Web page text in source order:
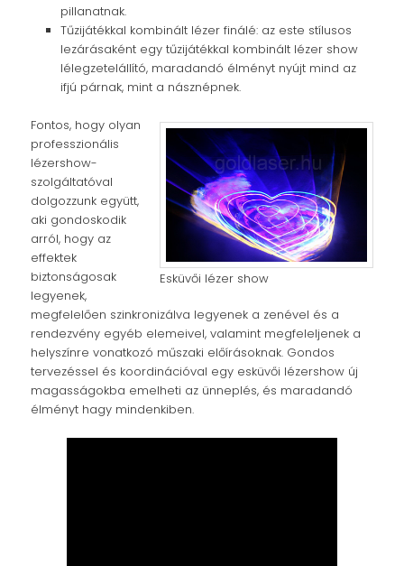
pillanatnak.
Tűzijátékkal kombinált lézer finálé: az este stílusos
lezárásaként egy tűzijátékkal kombinált lézer show
lélegzetelállító, maradandó élményt nyújt mind az
ifjú párnak, mint a násznépnek.
Esküvői lézer show
Fontos, hogy olyan
professzionális
lézershow-
szolgáltatóval
dolgozzunk együtt,
aki gondoskodik
arról, hogy az
effektek
biztonságosak
legyenek,
megfelelően szinkronizálva legyenek a zenével és a
rendezvény egyéb elemeivel, valamint megfeleljenek a
helyszínre vonatkozó műszaki előírásoknak. Gondos
tervezéssel és koordinációval egy esküvői lézershow új
magasságokba emelheti az ünneplés, és maradandó
élményt hagy mindenkiben.